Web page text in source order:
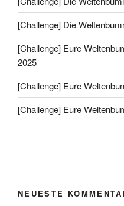
[Challenge] Die
[Challenge] Eure
2025
[Challenge] Eure
[Challenge] Eure
NEUESTE